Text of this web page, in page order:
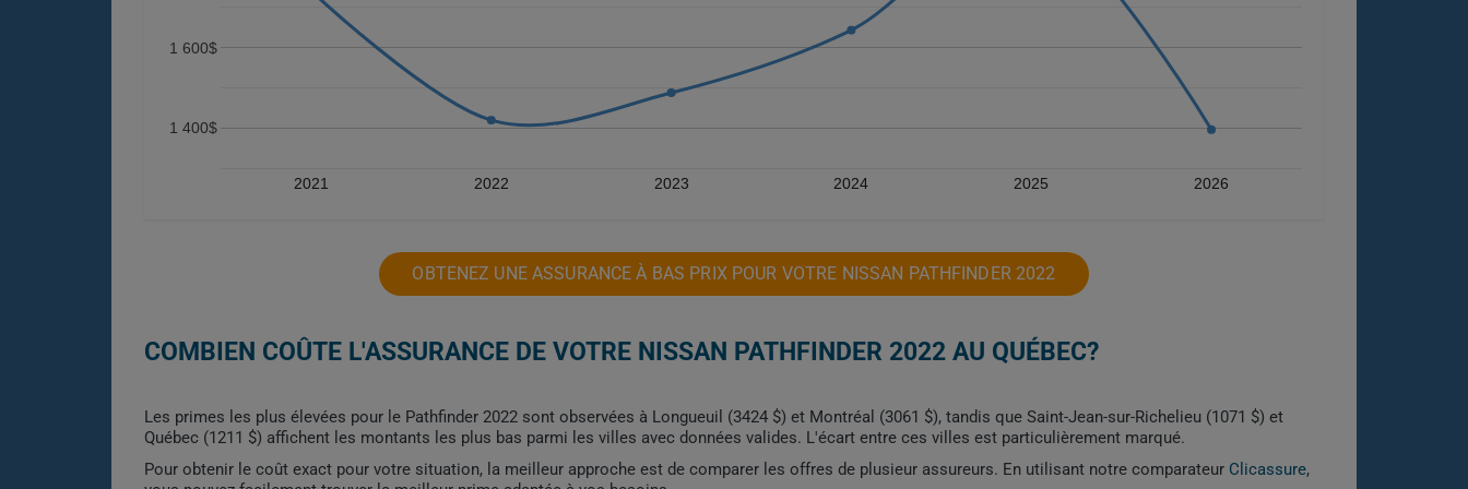
2021 2022 2023 2024 2025 2026
1 400$
1 600$
OBTENEZ UNE ASSURANCE À BAS PRIX POUR VOTRE NISSAN PATHFINDER 2022
COMBIEN COÛTE L'ASSURANCE DE VOTRE NISSAN PATHFINDER 2022 AU QUÉBEC?
Les primes les plus élevées pour le Pathfinder 2022 sont observées à Longueuil (3424 $) et Montréal (3061 $), tandis que Saint-Jean-sur-Richelieu (1071 $) et
Québec (1211 $) affichent les montants les plus bas parmi les villes avec données valides. L'écart entre ces villes est particulièrement marqué.
Pour obtenir le coût exact pour votre situation, la meilleur approche est de comparer les offres de plusieur assureurs. En utilisant notre comparateur Clicassure,